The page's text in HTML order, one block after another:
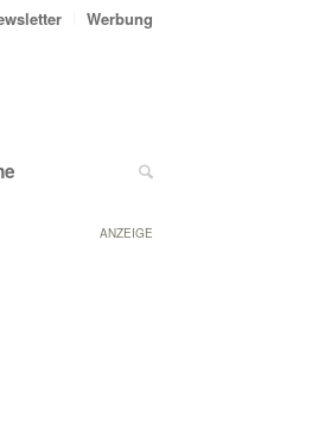
Werbung
ANZEIGE